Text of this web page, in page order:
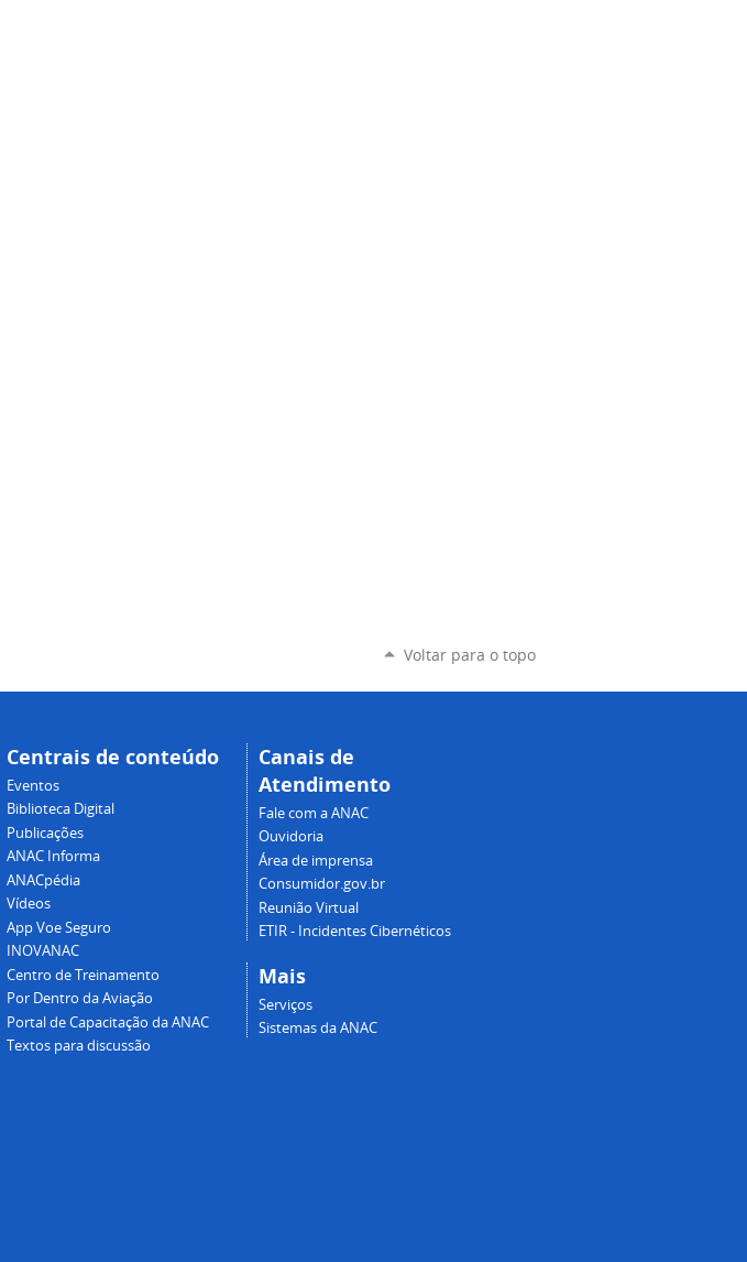
Voltar para o topo
Centrais de conteúdo
Eventos
Biblioteca Digital
Publicações
ANAC Informa
ANACpédia
Vídeos
App Voe Seguro
INOVANAC
Centro de Treinamento
Por Dentro da Aviação
Portal de Capacitação da ANAC
Textos para discussão
Canais de
Atendimento
Fale com a ANAC
Ouvidoria
Área de imprensa
Consumidor.gov.br
Reunião Virtual
ETIR - Incidentes Cibernéticos
Mais
Serviços
Sistemas da ANAC